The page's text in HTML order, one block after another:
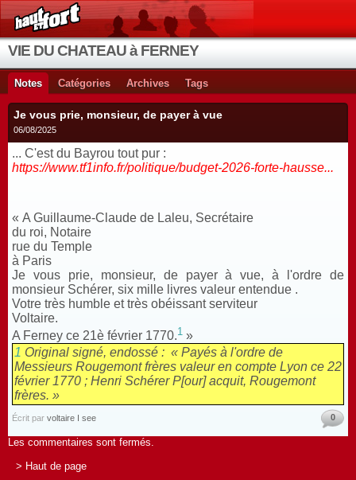
VIE DU CHATEAU à FERNEY
Notes Catégories Archives Tags
Je vous prie, monsieur, de payer à vue
06/08/2025
... C'est du Bayrou tout pur :
https://www.tf1info.fr/politique/budget-2026-forte-hausse...
« A Guillaume-Claude de Laleu, Secrétaire
du roi, Notaire
rue du Temple
à Paris
Je vous prie, monsieur, de payer à vue, à l'ordre de
monsieur Schérer, six mille livres valeur entendue .
Votre très humble et très obéissant serviteur
Voltaire.
A Ferney ce 21è février 1770.1 »
1 Original signé, endossé : « Payés à l'ordre de
Messieurs Rougemont frères valeur en compte Lyon ce 22
février 1770 ; Henri Schérer P[our] acquit, Rougemont
frères. »
Écrit par voltaire I see 0
Les commentaires sont fermés.
> Haut de page